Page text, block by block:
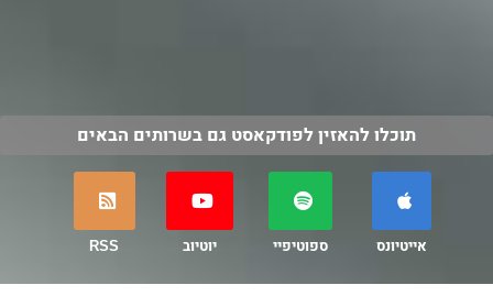
תוכלו להאזין לפודקאסט גם בשרותים הבאים
אייטיונס ספוטיפיי יוטיוב RSS